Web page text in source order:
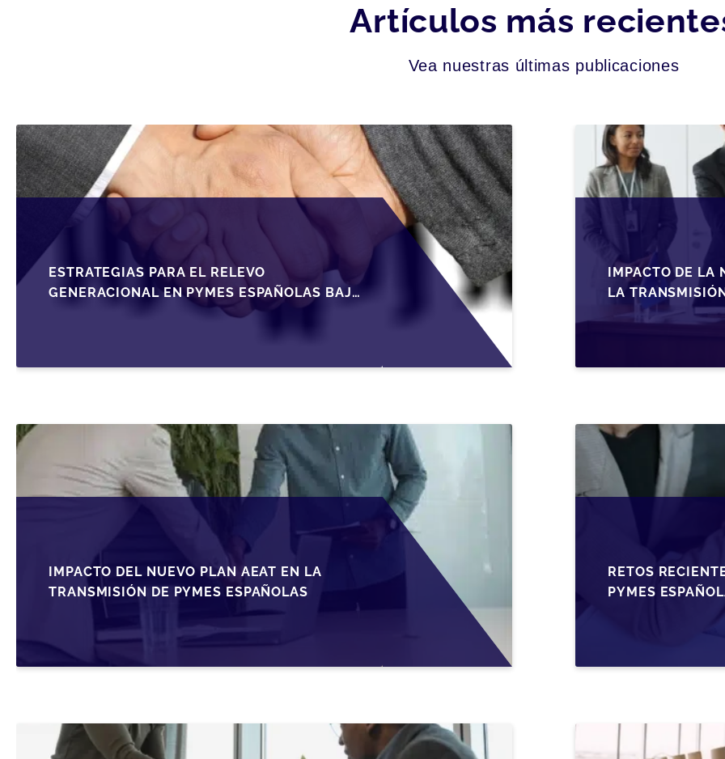
Artículos más
Vea nuestras últimas publicaciones
ESTRATEGIAS PARA EL RELEVO
GENERACIONAL EN PYMES ESPAÑOLAS BAJO
LA LEY DE SOCIEDADES DE CAPITAL
IMPACTO DE LA
LA
IMPACTO DEL NUEVO PLAN AEAT EN LA
TRANSMISIÓN DE PYMES ESPAÑOLAS
RETOS
PYMES
FISCALES Y